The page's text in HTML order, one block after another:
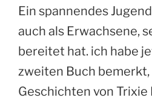
Ein spannendes
auch als Erwachsene,
bereitet hat. ich habe
zweiten Buch bemerkt,
Geschichten von